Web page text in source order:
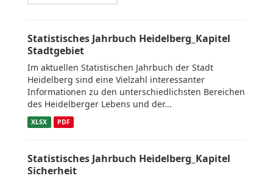
Statistisches Jahrbuch Heidelberg_Kapitel
Stadtgebiet
Im aktuellen Statistischen Jahrbuch der Stadt
Heidelberg sind eine Vielzahl interessanter
Informationen zu den unterschiedlichsten Bereichen
des Heidelberger Lebens und der...
XLSX PDF
Statistisches Jahrbuch Heidelberg_Kapitel
Sicherheit